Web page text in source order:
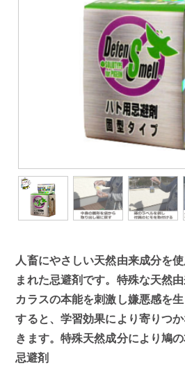
人畜にやさしい天然由来成分を
まれた忌避剤です。特殊な天然
カラスの本能を刺激し嫌悪感を
すると、学習効果により寄りつ
きます。特殊天然成分により鳩
忌避剤